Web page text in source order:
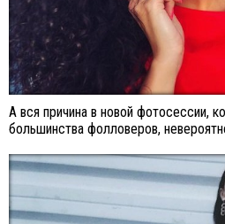
А вся причина в новой фотосессии,
большинства фолловеров,